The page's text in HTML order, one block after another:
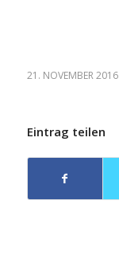
21. NOVEMBER 2016
Eintrag teilen